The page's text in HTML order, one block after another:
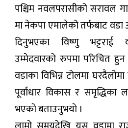
पश्चिम नवलपरासीको सरावल
मा नेकपा एमालेको तर्फबाट वडा
दिनुभएका विष्णु भट्टराई
उम्मेदवारको रुपमा परिचित
वडाका विभिन्न टोलमा
पूर्वाधार विकास र समृद्धिका
भएको बताउनुभयो ।